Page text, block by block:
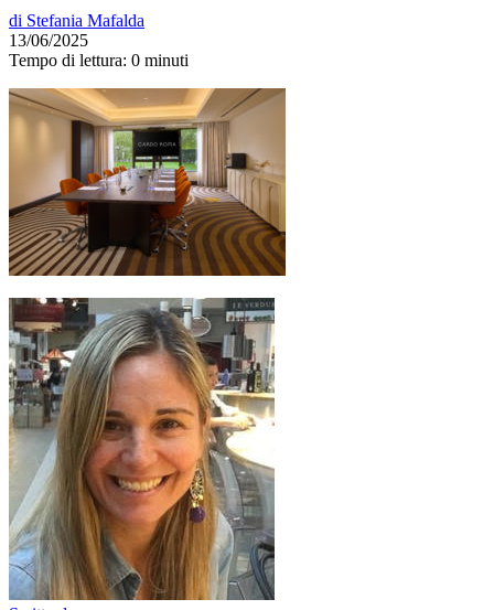
di Stefania Mafalda
13/06/2025
Tempo di lettura: 0 minuti